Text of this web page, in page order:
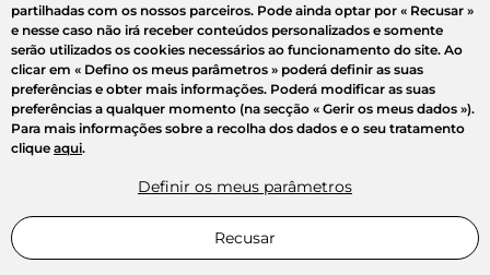
partilhadas com os nossos parceiros. Pode ainda optar por « Recusar »
e nesse caso não irá receber conteúdos personalizados e somente
serão utilizados os cookies necessários ao funcionamento do site. Ao
clicar em « Defino os meus parâmetros » poderá definir as suas
preferências e obter mais informações. Poderá modificar as suas
preferências a qualquer momento (na secção « Gerir os meus dados »).
Para mais informações sobre a recolha dos dados e o seu tratamento
clique aqui.
Definir os meus parâmetros
Recusar